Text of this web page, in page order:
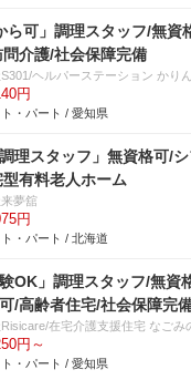
ら可」調理スタッフ/無資
介護/社会保障完備
ヘルパーステーション かりん
円
・パート / 愛知県
調理スタッフ」無資格可/
有料老人ホーム
夢舘
円
・パート / 北海道
験OK」調理スタッフ/無資
/高齢者住宅/社会保障完
在宅介護支援住宅 なごみ
円～
・パート / 愛知県